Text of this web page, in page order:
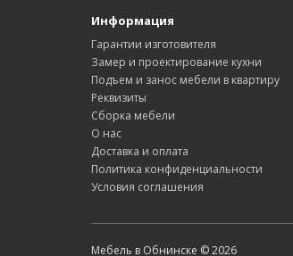
Информация
Гарантии изготовителя
Замер и проектирование кухни
Подъем и занос мебели в квартиру
Реквизиты
Сборка мебели
О нас
Доставка и оплата
Политика конфиденциальности
Условия соглашения
Мебель в Обнинске © 2026